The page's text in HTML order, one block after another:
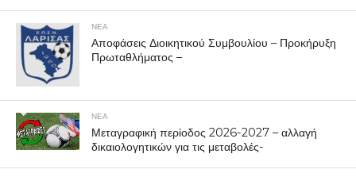
ΝΕΑ
Αποφάσεις Διοικητικού Συμβουλίου – Προκήρυξη
Πρωταθλήματος –
ΝΕΑ
Μεταγραφική περίοδος 2026-2027 – αλλαγή
δικαιολογητικών για τις μεταβολές-